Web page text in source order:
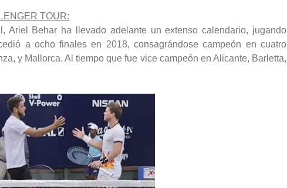
TOUR:
Ariel Behar ha llevado adelante un extenso calendario, jugando
a ocho finales en 2018, consagrándose campeón en cuatro
y Mallorca. Al tiempo que fue vice campeón en Alicante, Barletta,